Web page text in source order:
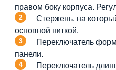
правом боку корпуса.
Стержень, на
основной ниткой.
Переключатель
панели.
Переключатель